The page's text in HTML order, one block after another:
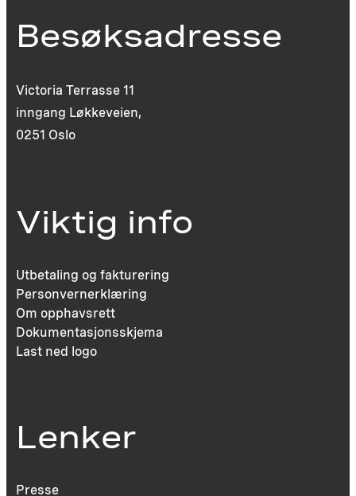
Besøksadresse
Victoria Terrasse 11
inngang Løkkeveien,
0251 Oslo
Viktig info
Utbetaling og fakturering
Personvernerklæring
Om opphavsrett
Dokumentasjonsskjema
Last ned logo
Lenker
Presse